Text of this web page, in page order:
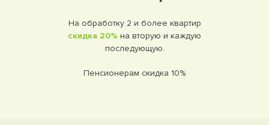
На обработку 2 и более квартир
скидка 20% на вторую и каждую
последующую.
Пенсионерам скидка 10%